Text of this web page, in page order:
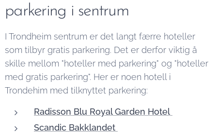
parkering i sentrum
I Trondheim sentrum er det langt færre hoteller
som tilbyr gratis parkering. Det er derfor viktig å
skille mellom "hoteller med parkering" og "hoteller
med gratis parkering". Her er noen hotell i
Trondehim med tilknyttet parkering:
Radisson Blu Royal Garden Hotel
Scandic Bakklandet